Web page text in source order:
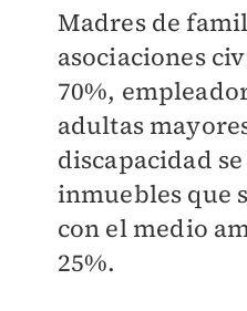
Madres de
asociaciones
70%,
adultas
discapacidad
inmuebles que
con el medio
25%.